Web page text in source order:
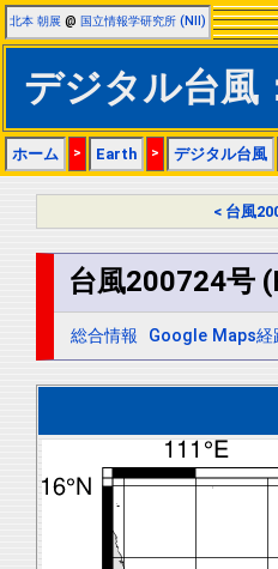
北本 朝展 @ 国立情報学研究所 (NII)
デジタル台風
ホーム > Earth > デジタル台風
< 台風
台風200724号
総合情報 Google Maps経